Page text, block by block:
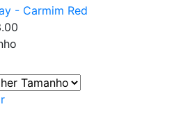
- Carmim Red